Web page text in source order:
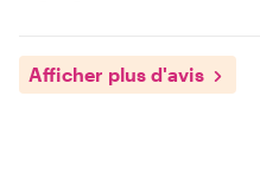
Afficher plus d'avis